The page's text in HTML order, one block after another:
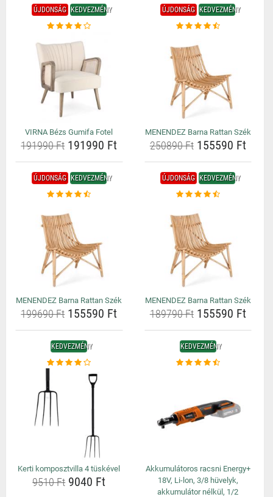
ÚJDONSÁG KEDVEZMÉNY
VIRNA Bézs Gumifa Fotel
191990 Ft191990 Ft
ÚJDONSÁG KEDVEZMÉNY
MENENDEZ Barna Rattan Szék
250890 Ft155590 Ft
ÚJDONSÁG KEDVEZMÉNY
MENENDEZ Barna Rattan Szék
199690 Ft155590 Ft
ÚJDONSÁG KEDVEZMÉNY
MENENDEZ Barna Rattan Szék
189790 Ft155590 Ft
KEDVEZMÉNY
Kerti komposztvilla 4 tüskével
9510 Ft9040 Ft
KEDVEZMÉNY
Akkumulátoros racsni Energy+
18V, Li-lon, 3/8 hüvelyk,
akkumulátor nélkül, 1/2